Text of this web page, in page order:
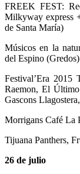
FREEK FEST:
Milkyway express
de Santa María)
Músicos en la
del Espino
Festival’Era 2015
Raemon, El
Gascons
Morrigans Café La
Tijuana Panthers,
26 de julio